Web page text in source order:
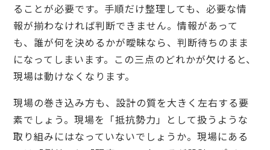
ることが必要です。手順だけ整理しても、必要な情
報が揃わなければ判断できません。情報があって
も、誰が何を決めるかが曖昧なら、判断待ちのまま
になってしまいます。この三点のどれかが欠けると、
現場は動けなくなります。
現場の巻き込み方も、設計の質を大きく左右する要
素でしょう。現場を「抵抗勢力」として扱うような
取り組みにはなっていないでしょうか。現場にある